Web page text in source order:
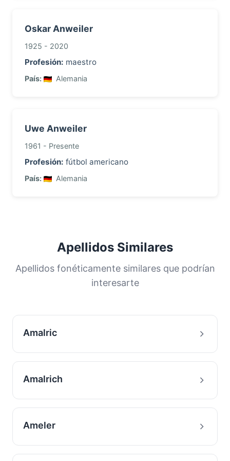
Oskar Anweiler
1925 - 2020
Profesión: maestro
País: Alemania
Uwe Anweiler
1961 - Presente
Profesión: fútbol americano
País: Alemania
Apellidos Similares
Apellidos fonéticamente similares que podrían
interesarte
Amalric
Amalrich
Ameler